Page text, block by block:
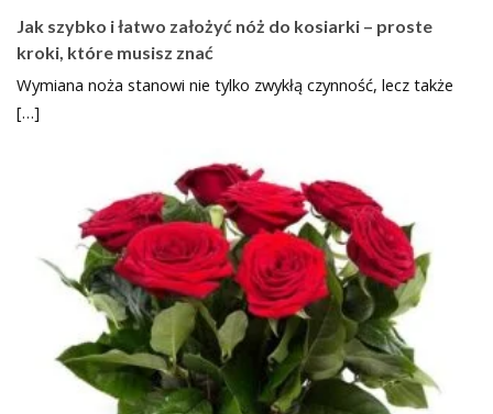
Jak szybko i łatwo założyć nóż do kosiarki – proste
kroki, które musisz znać
Wymiana noża stanowi nie tylko zwykłą czynność, lecz także
[…]